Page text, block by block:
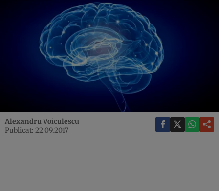
Alexandru Voiculescu
Publicat: 22.09.2017